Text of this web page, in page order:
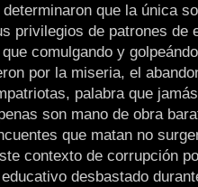
que la única
privilegios de patrones de
comulgando y
por la miseria, el
palabra que
son mano de obra
que matan no
contexto de corrupción
desbastado